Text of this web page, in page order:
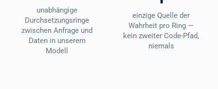
unabhängige
Durchsetzungsringe
zwischen Anfrage und
Daten in unserem
Modell
einzige Quelle der
Wahrheit pro Ring —
kein zweiter Code-Pfad,
niemals